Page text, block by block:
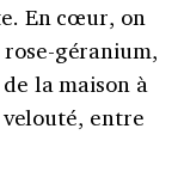
En cœur, on
géranium,
la maison à
entre